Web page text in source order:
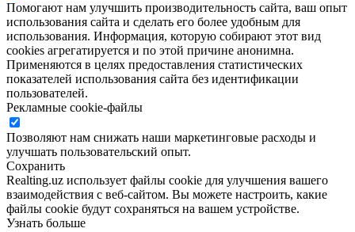
Помогают нам улучшить производительность сайта, ваш опыт
использования сайта и сделать его более удобным для
использования. Информация, которую собирают этот вид
cookies агрегатируется и по этой причине анонимна.
Применяются в целях предоставления статистических
показателей использования сайта без идентификации
пользователей.
Рекламные cookie-файлы
Позволяют нам снижать наши маркетинговые расходы и
улучшать пользовательский опыт.
Сохранить
Realting.uz использует файлы cookie для улучшения вашего
взаимодействия с веб-сайтом. Вы можете настроить, какие
файлы cookie будут сохраняться на вашем устройстве.
Узнать больше